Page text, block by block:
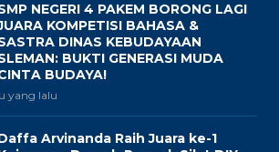
NEGERI 4 PAKEM BORONG LAGI
KOMPETISI BAHASA &
DINAS KEBUDAYAAN
BUKTI GENERASI MUDA
BUDAYA!
yang lalu
Arvinanda Raih Juara ke-1